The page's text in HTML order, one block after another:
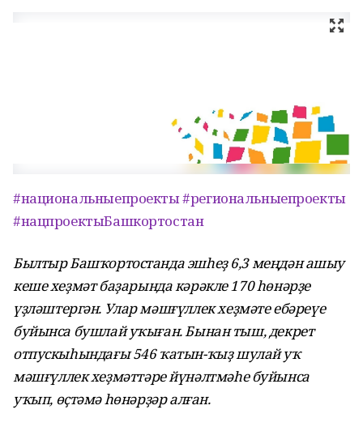
#национальныепроекты#региональныепроекты
#нацпроектыБашкортостан
Былтыр Башҡортостанда эшһеҙ6,3 меңдән ашыу
кеше хеҙмәт баҙарындакәрәкле170һөнәрҙе
үҙләштергән. Улар мәшғүллек хеҙмәте ебәреүе
буйынса бушлай уҡыған. Бынан тыш, декрет
отпускыһындағы 546ҡатын-ҡыҙшулай уҡ
мәшғүллек хеҙмәттәре йүнәлтмәһе буйынса
уҡып, өҫтәмәһөнәрҙәр алған.